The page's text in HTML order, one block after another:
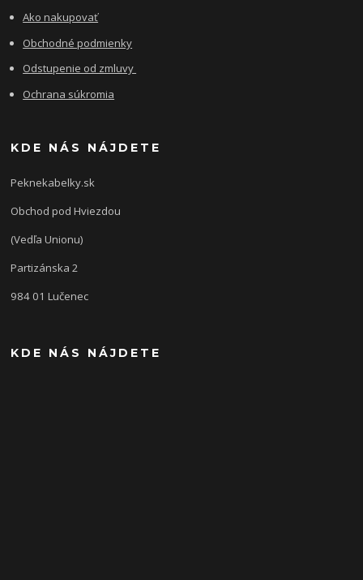
Ako nakupovať
Obchodné podmienky
Odstupenie od zmluvy
Ochrana súkromia
KDE NÁS NÁJDETE
Peknekabelky.sk
Obchod pod Hviezdou
(Vedľa Unionu)
Partizánska 2
984 01 Lučenec
KDE NÁS NÁJDETE